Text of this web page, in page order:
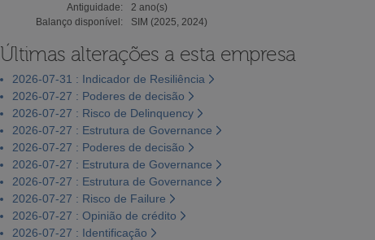
Antiguidade:
2 ano(s)
Balanço disponível:
SIM (2025, 2024)
Últimas alterações a esta empresa
2026-07-31 : Indicador de Resiliência
2026-07-27 : Poderes de decisão
2026-07-27 : Risco de Delinquency
2026-07-27 : Estrutura de Governance
2026-07-27 : Poderes de decisão
2026-07-27 : Estrutura de Governance
2026-07-27 : Estrutura de Governance
2026-07-27 : Risco de Failure
2026-07-27 : Opinião de crédito
2026-07-27 : Identificação